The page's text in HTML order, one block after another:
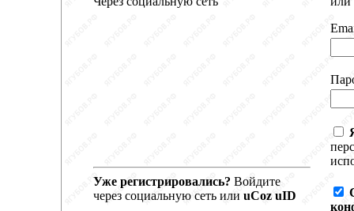
Уже регистрировались? Войдите
через социальную сеть или uCoz uID